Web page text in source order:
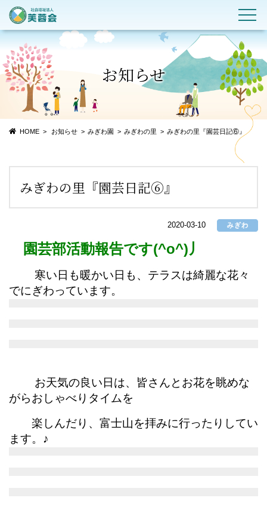
お知らせ
HOME お知らせ みぎわ園 みぎわの里 みぎわの里『園芸日記⑥』
みぎわの里『園芸日記⑥』
2020-03-10
園芸部活動報告です(^o^)丿
寒い日も暖かい日も、テラスは綺麗な花々
でにぎわっています。
お天気の良い日は、皆さんとお花を眺めな
がらおしゃべりタイムを
楽しんだり、富士山を拝みに行ったりしてい
ます。♪